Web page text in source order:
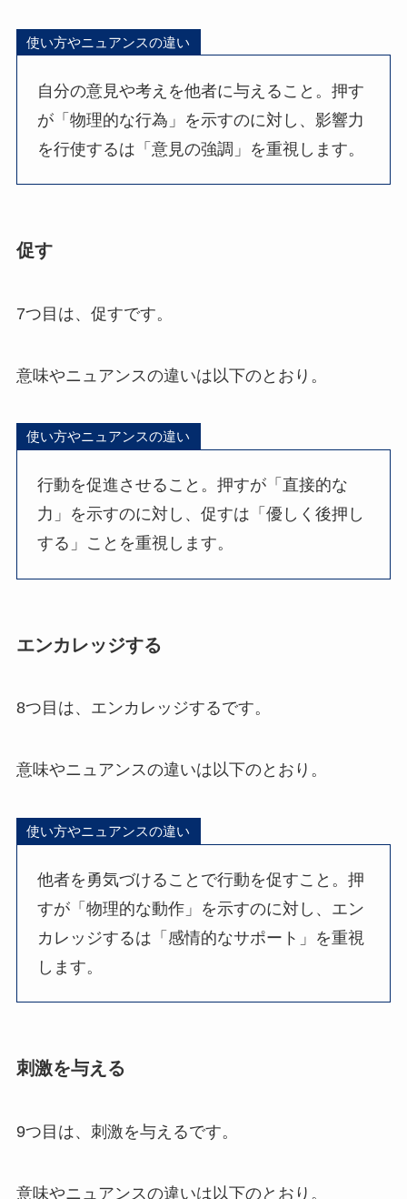
使い方やニュアンスの違い
自分の意見や考えを他者に与えること。押す
が「物理的な行為」を示すのに対し、影響力
を行使するは「意見の強調」を重視します。
促す
7つ目は、促すです。
意味やニュアンスの違いは以下のとおり。
使い方やニュアンスの違い
行動を促進させること。押すが「直接的な
力」を示すのに対し、促すは「優しく後押し
する」ことを重視します。
エンカレッジする
8つ目は、エンカレッジするです。
意味やニュアンスの違いは以下のとおり。
使い方やニュアンスの違い
他者を勇気づけることで行動を促すこと。押
すが「物理的な動作」を示すのに対し、エン
カレッジするは「感情的なサポート」を重視
します。
刺激を与える
9つ目は、刺激を与えるです。
意味やニュアンスの違いは以下のとおり。